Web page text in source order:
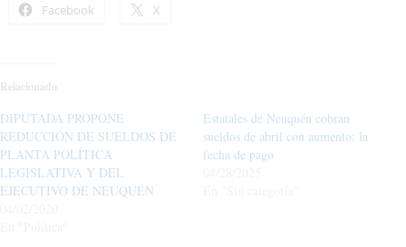
Facebook X
Relacionado
DIPUTADA PROPONE
REDUCCIÓN DE SUELDOS DE
PLANTA POLÍTICA
LEGISLATIVA Y DEL
EJECUTIVO DE NEUQUÉN
Estatales de Neuquén cobran
sueldos de abril con aumento: la
fecha de pago